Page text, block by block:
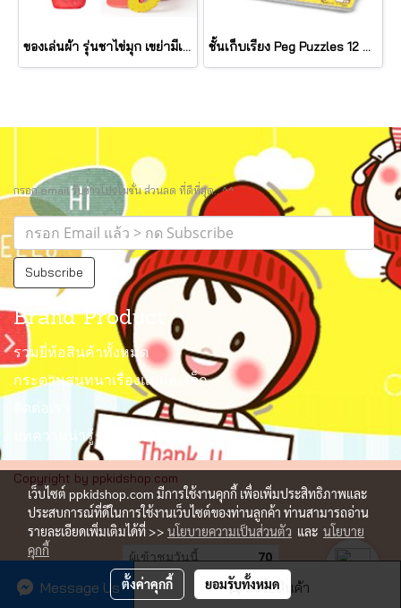
สั่งซื้อสินค้า
Message Us
ของเล่นผ้า รุ่นชาไข่มุก เขย่ามีเสียง Bubble Tea Take Along Toy รุ่น 30744 ยี่ห้อ Melissa & Doug ชั้นเก็บเรียง Peg Puzzles 12 แผ่น Wire Puzzle-Storage Rack รุ่น 1018 ยี่ห้อ Melissa & Doug (นำเข้า USA)
กรอก email รับข่าวโปรโมชั่น ส่วนลด ที่ดีที่สุด.. ^^
Subscribe
Brand Product
รวมยี่ห้อสินค้าทั้งหมด
กระดานสนทนาเรื่องแม่และเด็ก
ติดต่อเรา
บทความน่ารู้
Copyright by ppkidshop.com
ผู้เข้าชมวันนี้ 70
Powered by MakeWebEasy.com
เว็บไซต์ ppkidshop.com มีการใช้งานคุกกี้ เพื่อเพิ่มประสิทธิภาพและ
ประสบการณ์ที่ดีในการใช้งานเว็บไซต์ของท่านลูกค้า ท่านสามารถอ่าน
รายละเอียดเพิ่มเติมได้ที่ >> นโยบายความเป็นส่วนตัว และ นโยบาย
คุกกี้
ตั้งค่าคุกกี้ ยอมรับทั้งหมด